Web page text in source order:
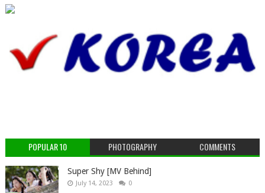
POPULAR 10 PHOTOGRAPHY COMMENTS
Super Shy [MV Behind]
July 14, 2023 0